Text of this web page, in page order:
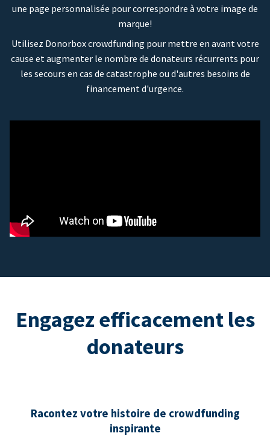
une page personnalisée pour correspondre à votre image de
marque!
Utilisez Donorbox crowdfunding pour mettre en avant votre
cause et augmenter le nombre de donateurs récurrents pour
les secours en cas de catastrophe ou d'autres besoins de
financement d'urgence.
Engagez efficacement les
donateurs
Racontez votre histoire de crowdfunding
inspirante